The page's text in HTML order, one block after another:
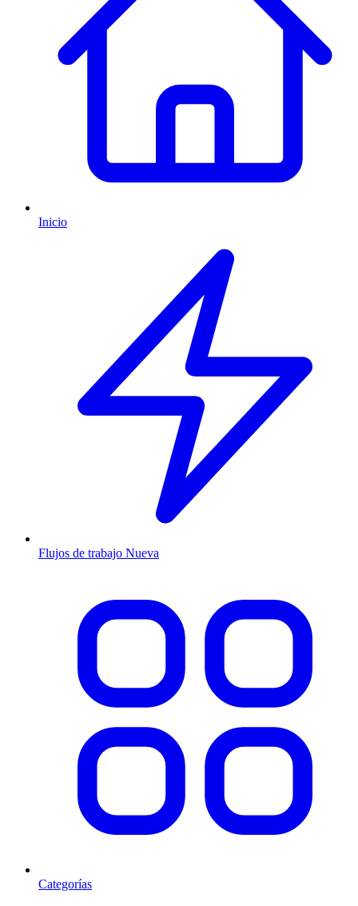
Inicio
Flujos de trabajo Nueva
Categorías